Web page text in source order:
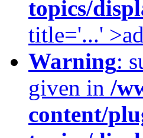
topics/
title='...'
Warning:
given in /
content/